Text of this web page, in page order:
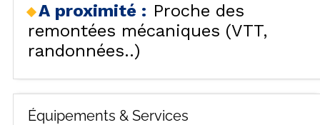
A proximité : Proche des
remontées mécaniques (VTT,
randonnées..)
Équipements & Services